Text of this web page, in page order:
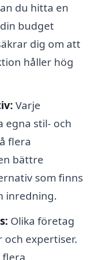
du hitta en
budget
dig om att
håller hög
Varje
egna stil- och
flera
bättre
som finns
inredning.
Olika företag
expertiser.